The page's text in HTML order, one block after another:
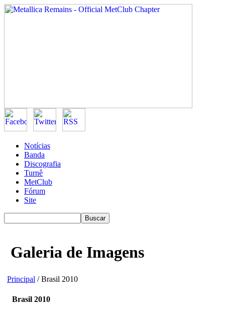
Notícias
Banda
Discografia
Turnê
MetClub
Fórum
Site
Galeria de Imagens
Principal / Brasil 2010
Brasil 2010